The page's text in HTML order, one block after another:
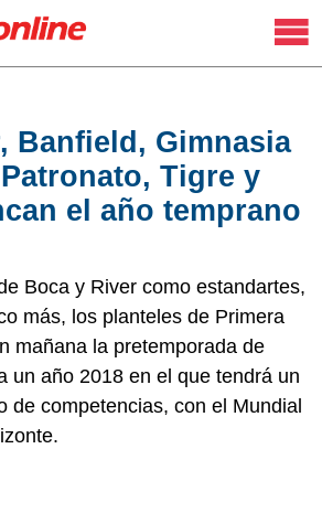
Banfield, Gimnasia
Tigre y
el año temprano
Boca y River como estandartes,
más, los planteles de Primera
mañana la pretemporada de
un año 2018 en el que tendrá un
de competencias, con el Mundial